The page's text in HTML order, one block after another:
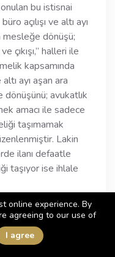
bu istisnai
açılışı ve altı ayı
dönüşü;
çıkışı,’’ halleri ile
kapsamında
ayı aşan ara
avukatlık
amacı ile sadece
taşımamak
Lakin
ilanı defaatle
taşıyor ise ihlale
televizyon
kazanma amacı
bilgilendirme
yazılı,
online experience. By
agreeing to our use of
I agree